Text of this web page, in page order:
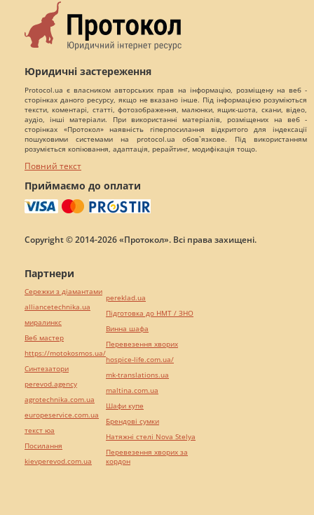
Юридичні застереження
Protocol.ua є власником авторських прав на інформацію, розміщену на веб -
сторінках даного ресурсу, якщо не вказано інше. Під інформацією розуміються
тексти, коментарі, статті, фотозображення, малюнки, ящик-шота, скани, відео,
аудіо, інші матеріали. При використанні матеріалів, розміщених на веб -
сторінках «Протокол» наявність гіперпосилання відкритого для індексації
пошуковими системами на protocol.ua обов`язкове. Під використанням
розуміється копіювання, адаптація, рерайтинг, модифікація тощо.
Повний текст
Приймаємо до оплати
Copyright © 2014-2026 «Протокол». Всі права захищені.
Партнери
Сережки з діамантами
alliancetechnika.ua
миралинкс
Веб мастер
https://motokosmos.ua/
Синтезатори
perevod.agency
agrotechnika.com.ua
europeservice.com.ua
текст юа
Посилання
kievperevod.com.ua
pereklad.ua
Підготовка до НМТ / ЗНО
Винна шафа
Перевезення хворих
hospice-life.com.ua/
mk-translations.ua
maltina.com.ua
Шафи купе
Брендові сумки
Натяжні стелі Nova Stelya
Перевезення хворих за
кордон